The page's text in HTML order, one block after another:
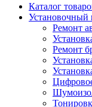
Каталог
Установочный
Ремонт
Ремонт